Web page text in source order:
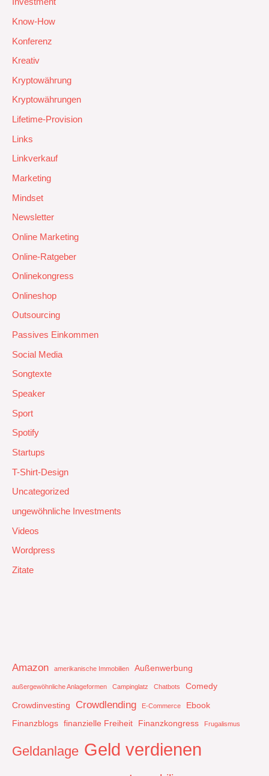
Investment
Know-How
Konferenz
Kreativ
Kryptowährung
Kryptowährungen
Lifetime-Provision
Links
Linkverkauf
Marketing
Mindset
Newsletter
Online Marketing
Online-Ratgeber
Onlinekongress
Onlineshop
Outsourcing
Passives Einkommen
Social Media
Songtexte
Speaker
Sport
Spotify
Startups
T-Shirt-Design
Uncategorized
ungewöhnliche Investments
Videos
Wordpress
Zitate
Amazon amerikanische Immobilien Außenwerbung
außergewöhnliche Anlageformen Campinglatz Chatbots
Comedy
Crowdinvesting
Crowdlending E-Commerce
Ebook
Finanzblogs finanzielle Freiheit Finanzkongress Frugalismus
Geldanlage Geld verdienen